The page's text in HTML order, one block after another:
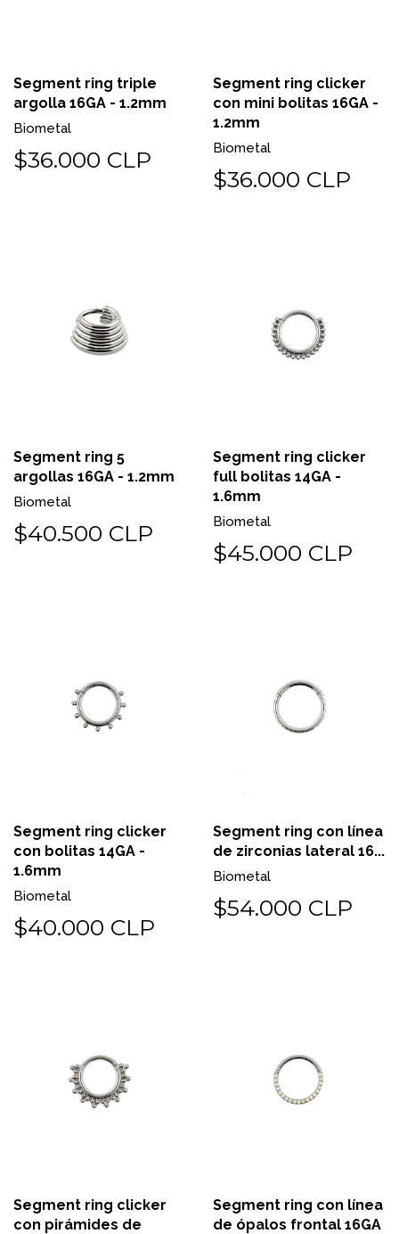
Segment ring triple
argolla 16GA - 1.2mm
Biometal
$36.000 CLP
Segment ring clicker
con mini bolitas 16GA -
1.2mm
Biometal
$36.000 CLP
Segment ring 5
argollas 16GA - 1.2mm
Biometal
$40.500 CLP
Segment ring clicker
full bolitas 14GA -
1.6mm
Biometal
$45.000 CLP
Segment ring clicker
con bolitas 14GA -
1.6mm
Biometal
$40.000 CLP
Segment ring con línea
de zirconias lateral 16...
Biometal
$54.000 CLP
Segment ring clicker
con pirámides de
Segment ring con línea
de ópalos frontal 16GA